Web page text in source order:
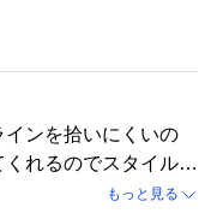
ンを拾いにくいの
れるのでスタイルア
素材なのでとても軽
もっと見る